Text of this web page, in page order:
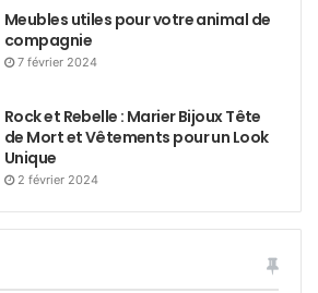
Meubles utiles pour votre animal de
compagnie
7 février 2024
Rock et Rebelle : Marier Bijoux Tête
de Mort et Vêtements pour un Look
Unique
2 février 2024